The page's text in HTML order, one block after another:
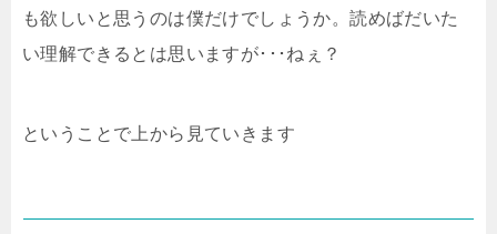
も欲しいと思うのは僕だけでしょうか。読めばだいた
い理解できるとは思いますが･･･ねぇ？
ということで上から見ていきます